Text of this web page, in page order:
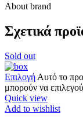
About brand
Σχετικά
Sold out
Επιλογή Αυτό το
μπορούν να
Quick view
Add to wishlist